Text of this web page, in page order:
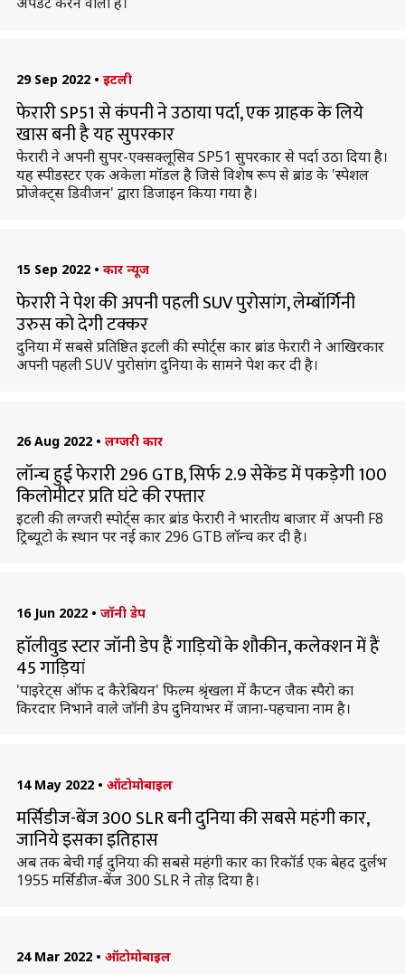
29 Sep 2022 • इटली
फेरारी SP51 से कंपनी ने उठाया पर्दा, एक ग्राहक के लिये
खास बनी है यह सुपरकार
फेरारी ने अपनी सुपर-एक्सक्लूसिव SP51 सुपरकार से पर्दा उठा दिया है।
यह स्पीडस्टर एक अकेला मॉडल है जिसे विशेष रूप से ब्रांड के 'स्पेशल
प्रोजेक्ट्स डिवीजन' द्वारा डिजाइन किया गया है।
15 Sep 2022 • कार न्यूज
फेरारी ने पेश की अपनी पहली SUV पुरोसांग, लेम्बॉर्गिनी
उरुस को देगी टक्कर
दुनिया में सबसे प्रतिष्ठित इटली की स्पोर्ट्स कार ब्रांड फेरारी ने आखिरकार
अपनी पहली SUV पुरोसांग दुनिया के सामने पेश कर दी है।
26 Aug 2022 • लग्जरी कार
लॉन्च हुई फेरारी 296 GTB, सिर्फ 2.9 सेकेंड में पकड़ेगी 100
किलोमीटर प्रति घंटे की रफ्तार
इटली की लग्जरी स्पोर्ट्स कार ब्रांड फेरारी ने भारतीय बाजार में अपनी F8
ट्रिब्यूटो के स्थान पर नई कार 296 GTB लॉन्च कर दी है।
16 Jun 2022 • जॉनी डेप
हाॅलीवुड स्टार जॉनी डेप हैं गाड़ियों के शौकीन, कलेक्शन में हैं
45 गाड़ियां
'पाइरेट्स ऑफ द कैरेबियन' फिल्म श्रृंखला में कैप्टन जैक स्पैरो का
किरदार निभाने वाले जॉनी डेप दुनियाभर में जाना-पहचाना नाम है।
14 May 2022 • ऑटोमोबाइल
मर्सिडीज-बेंज 300 SLR बनी दुनिया की सबसे महंगी कार,
जानिये इसका इतिहास
अब तक बेची गई दुनिया की सबसे महंगी कार का रिकॉर्ड एक बेहद दुर्लभ
1955 मर्सिडीज-बेंज 300 SLR ने तोड़ दिया है।
24 Mar 2022 • ऑटोमोबाइल